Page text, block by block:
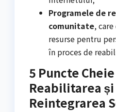
Programele de
comunitate,
resurse pentru
în proces de
5 Puncte
Reabilitarea și
Reintegrarea